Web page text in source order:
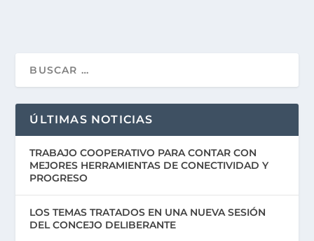
ÚLTIMAS NOTICIAS
TRABAJO COOPERATIVO PARA CONTAR CON
MEJORES HERRAMIENTAS DE CONECTIVIDAD Y
PROGRESO
LOS TEMAS TRATADOS EN UNA NUEVA SESIÓN
DEL CONCEJO DELIBERANTE